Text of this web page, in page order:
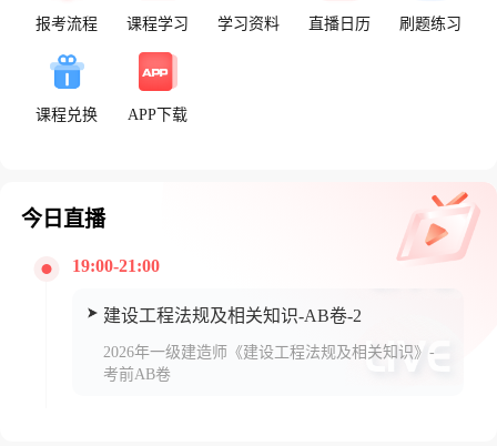
报考流程 课程学习 学习资料 直播日历 刷题练习
课程兑换 APP下载
今日直播
19:00-21:00
建设工程法规及相关知识-AB卷-2
2026年一级建造师《建设工程法规及相关知识》-
考前AB卷